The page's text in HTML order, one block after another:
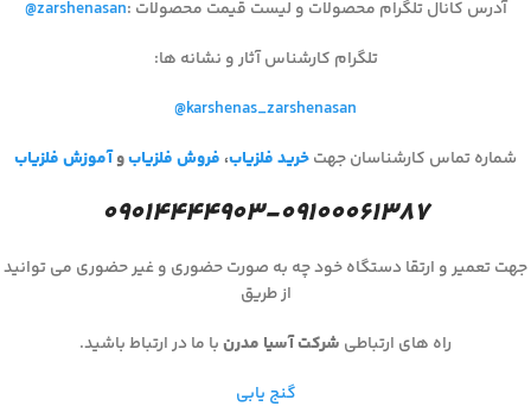
آدرس کانال تلگرام محصولات و لیست قیمت محصولات :
@zarshenasan
تلگرام کارشناس آثار و نشانه ها:
@karshenas_zarshenasan
شماره تماس کارشناسان جهتخرید فلزیاب،فروش فلزیابوآموزش فلزیاب
۰۹۰۱۴۴۴۴۹۰۳-۰۹۱۰۰۰۶۱۳۸۷
جهت تعمیر و ارتقا دستگاه خود چه به صورت حضوری و غیر حضوری می توانید
از طریق
راه های ارتباطی شرکت آسیا مدرنبا ما در ارتباط باشید.
گنج یابی